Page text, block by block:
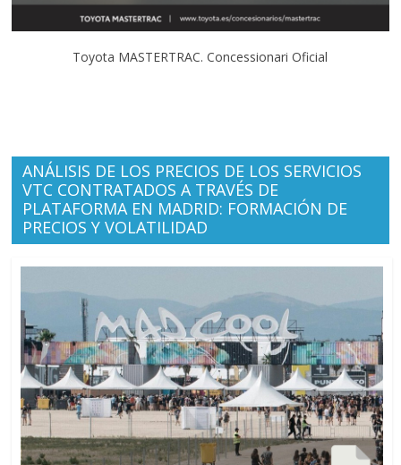
Toyota MASTERTRAC. Concessionari Oficial
ANÁLISIS DE LOS PRECIOS DE LOS SERVICIOS
VTC CONTRATADOS A TRAVÉS DE
PLATAFORMA EN MADRID: FORMACIÓN DE
PRECIOS Y VOLATILIDAD